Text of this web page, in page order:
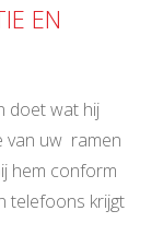
EN
doet wat hij
van uw ramen
hem conform
telefoons krijgt